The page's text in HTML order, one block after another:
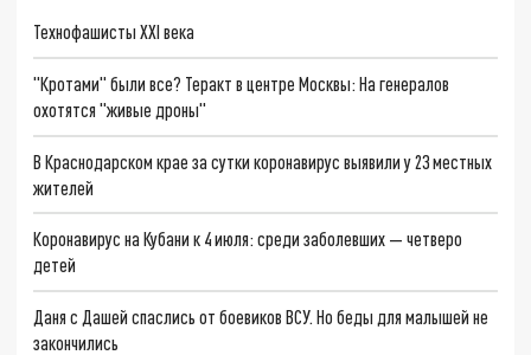
Технофашисты XXI века
"Кротами" были все? Теракт в центре Москвы: На генералов
охотятся "живые дроны"
В Краснодарском крае за сутки коронавирус выявили у 23 местных
жителей
Коронавирус на Кубани к 4 июля: среди заболевших — четверо
детей
Даня с Дашей спаслись от боевиков ВСУ. Но беды для малышей не
закончились